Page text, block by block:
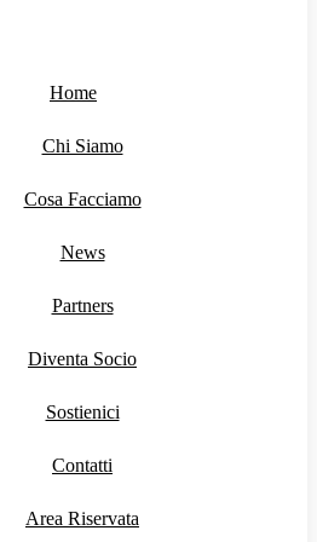
Home
Chi Siamo
Cosa Facciamo
News
Partners
Diventa Socio
Sostienici
Contatti
Area Riservata